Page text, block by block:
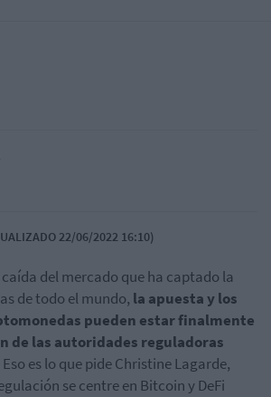
22/06/2022 16:10)
del mercado que ha captado la
de todo el mundo, la apuesta y los
pueden estar finalmente
de las autoridades reguladoras
Eso es lo que pide Christine Lagarde,
se centre en Bitcoin y DeFi